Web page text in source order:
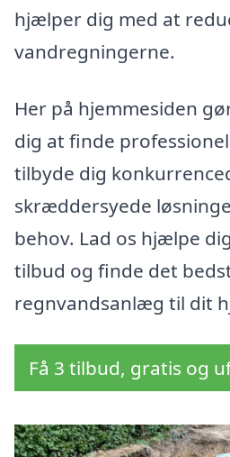
hjælper dig med at
vandregningerne.
Her på hjemmesiden
dig at finde
tilbyde dig
skræddersyede
behov. Lad os hjælpe
tilbud og finde det
regnvandsanlæg til dit
Få 3 tilbud, gratis og